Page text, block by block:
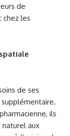
de
chez les
de ses
ils
naturel aux